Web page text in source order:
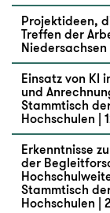
Projektideen,
Treffen der
Niedersachsen
Einsatz von KI
und
Stammtisch
Hochschulen |
Erkenntnisse
der
Stammtisch
Hochschulen |